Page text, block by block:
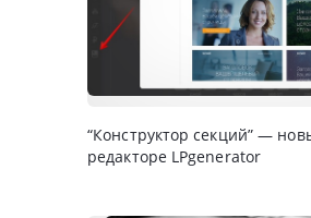
“Конструктор секций” —
редакторе LPgenerator